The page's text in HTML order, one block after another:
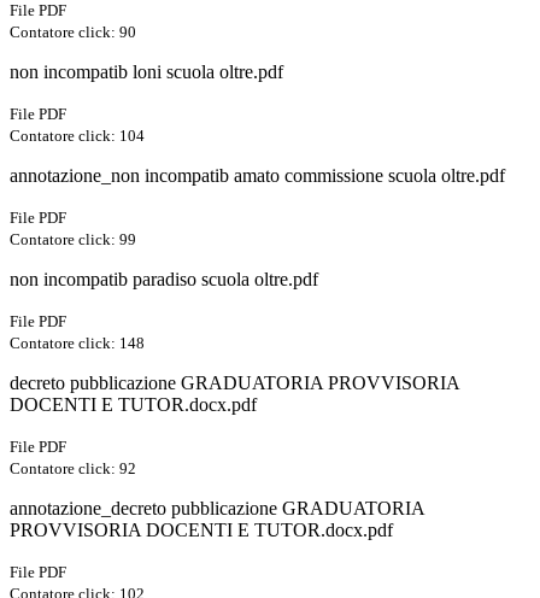
File PDF
Contatore click: 90
non incompatib loni scuola oltre.pdf
File PDF
Contatore click: 104
annotazione_non incompatib amato commissione scuola oltre.pdf
File PDF
Contatore click: 99
non incompatib paradiso scuola oltre.pdf
File PDF
Contatore click: 148
decreto pubblicazione GRADUATORIA PROVVISORIA
DOCENTI E TUTOR.docx.pdf
File PDF
Contatore click: 92
annotazione_decreto pubblicazione GRADUATORIA
PROVVISORIA DOCENTI E TUTOR.docx.pdf
File PDF
Contatore click: 102